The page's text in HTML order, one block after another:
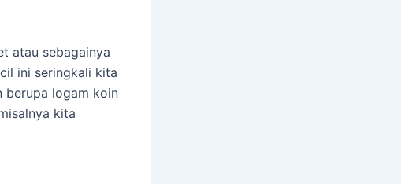
atau sebagainya
ini seringkali kita
berupa logam koin
kita